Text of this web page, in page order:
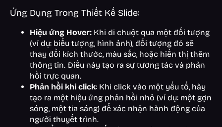
Ứng Dụng Trong Thiết Kế Slide:
Hiệu ứng Hover: Khi di chuột qua một đối tượng
(ví dụ: biểu tượng, hình ảnh), đối tượng đó sẽ
thay đổi kích thước, màu sắc, hoặc hiển thị thêm
thông tin. Điều này tạo ra sự tương tác và phản
hồi trực quan.
Phản hồi khi click: Khi click vào một yếu tố, hãy
tạo ra một hiệu ứng phản hồi nhỏ (ví dụ: một gợn
sóng, một tia sáng) để xác nhận hành động của
người thuyết trình.